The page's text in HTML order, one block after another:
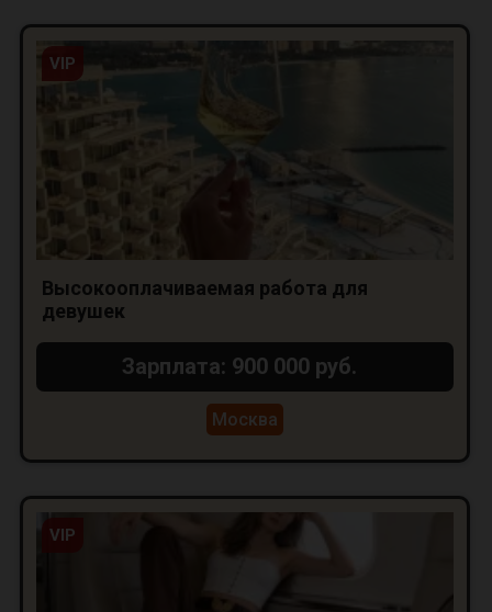
VIP
Высокооплачиваемая работа для
девушек
Зарплата: 900 000 руб.
Москва
VIP